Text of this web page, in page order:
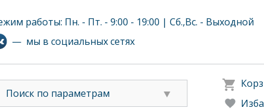
работы: Пн. - Пт. - 9:00 - 19:00 | Сб.,Вс. - Выходной
— мы в социальных сетях
Поиск по параметрам